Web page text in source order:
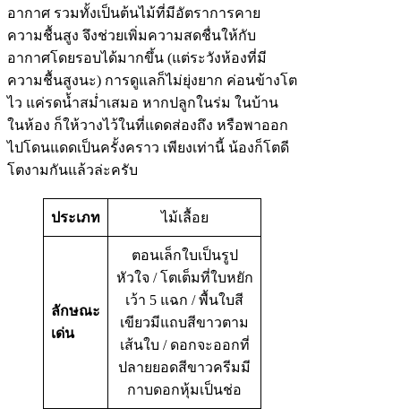
อากาศ รวมทั้งเป็นต้นไม้ที่มีอัตราการคาย
ความชื้นสูง จึงช่วยเพิ่มความสดชื่นให้กับ
อากาศโดยรอบได้มากขึ้น (แต่ระวังห้องที่มี
ความชื้นสูงนะ) การดูแลก็ไม่ยุ่งยาก ค่อนข้างโต
ไว แค่รดน้ำสม่ำเสมอ หากปลูกในร่ม ในบ้าน
ในห้อง ก็ให้วางไว้ในที่แดดส่องถึง หรือพาออก
ไปโดนแดดเป็นครั้งคราว เพียงเท่านี้ น้องก็โตดี
โตงามกันแล้วล่ะครับ
ประเภท ไม้เลื้อย
ลักษณะ
เด่น
ตอนเล็กใบเป็นรูป
หัวใจ / โตเต็มที่ใบหยัก
เว้า 5 แฉก / พื้นใบสี
เขียวมีแถบสีขาวตาม
เส้นใบ / ดอกจะออกที่
ปลายยอดสีขาวครีมมี
กาบดอกหุ้มเป็นช่อ